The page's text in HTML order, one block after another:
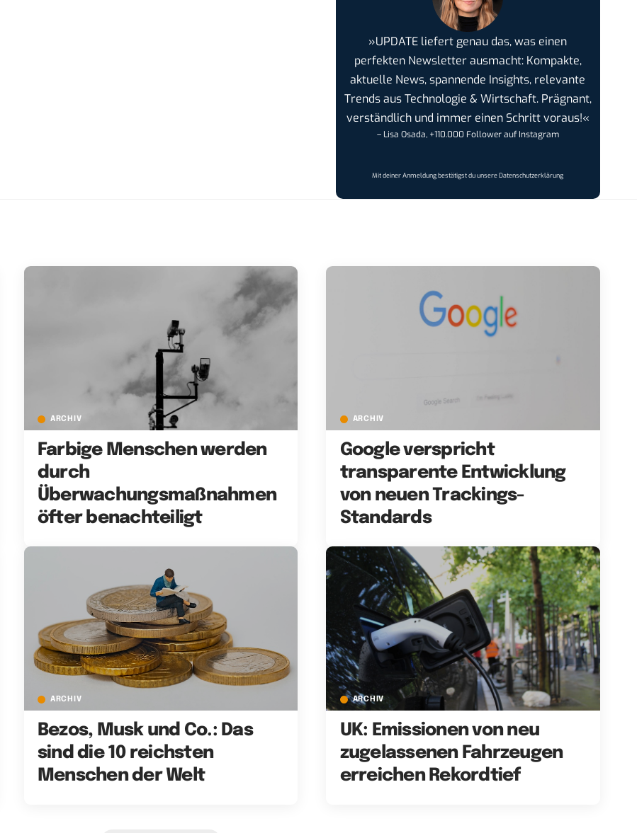
»UPDATE liefert genau das, was einen
perfekten Newsletter ausmacht: Kompakte,
aktuelle News, spannende Insights, relevante
Trends aus Technologie & Wirtschaft. Prägnant,
verständlich und immer einen Schritt voraus!«
– Lisa Osada, +110.000 Follower auf Instagram
Mit deiner Anmeldung bestätigst du unsereDatenschutzerklärung
ARCHIV
Farbige Menschen werden
durch
Überwachungsmaßnahmen
öfter benachteiligt
ARCHIV
Google verspricht
transparente Entwicklung
von neuen Trackings-
Standards
ARCHIV
Bezos, Musk und Co.: Das
sind die 10 reichsten
Menschen der Welt
ARCHIV
UK: Emissionen von neu
zugelassenen Fahrzeugen
erreichen Rekordtief